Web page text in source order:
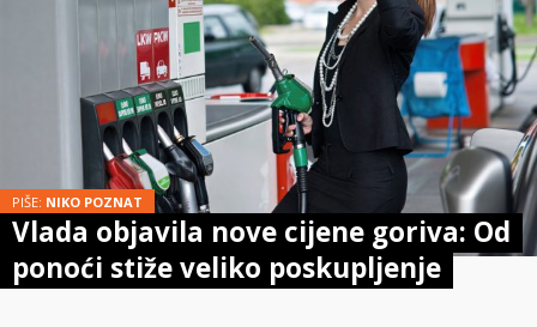
PIŠE: NIKO POZNAT
Vlada objavila nove cijene goriva: Od
ponoći stiže veliko poskupljenje